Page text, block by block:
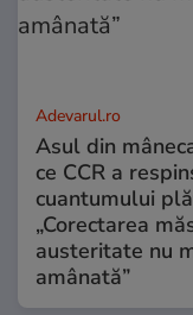
Adevarul.ro
Asul din
ce CCR a
cuantumului
„Corectarea
austeritate nu
amânată”